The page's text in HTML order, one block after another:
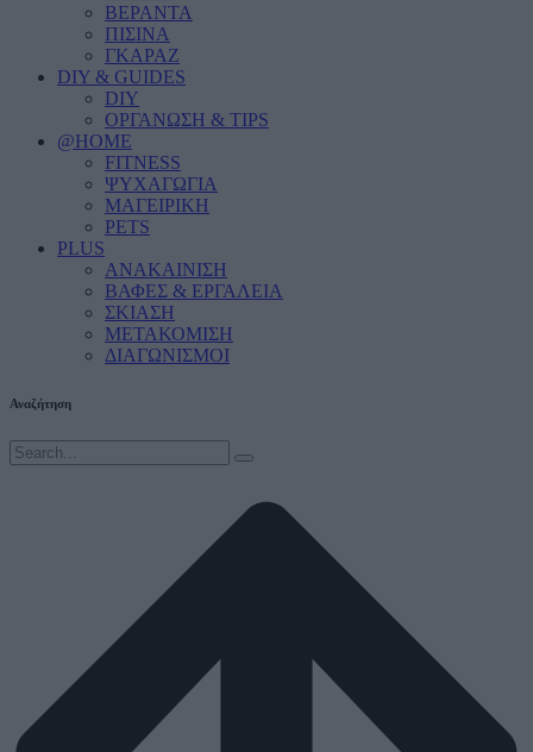
ΒΕΡΑΝΤΑ
ΠΙΣΙΝΑ
ΓΚΑΡΑΖ
DIY & GUIDES
DIY
ΟΡΓΑΝΩΣΗ & TIPS
@HOME
FITNESS
ΨΥΧΑΓΩΓΙΑ
ΜΑΓΕΙΡΙΚΗ
PETS
PLUS
ΑΝΑΚΑΙΝΙΣΗ
ΒΑΦΕΣ & ΕΡΓΑΛΕΙΑ
ΣΚΙΑΣΗ
ΜΕΤΑΚΟΜΙΣΗ
ΔΙΑΓΩΝΙΣΜΟΙ
Αναζήτηση